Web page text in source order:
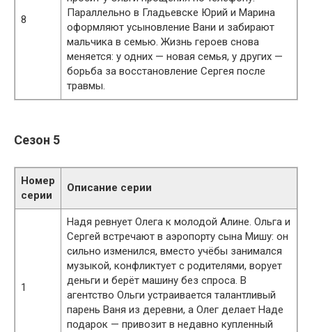
8
Параллельно в Гладьевске Юрий и Марина
оформляют усыновление Вани и забирают
мальчика в семью. Жизнь героев снова
меняется: у одних — новая семья, у других —
борьба за восстановление Сергея после
травмы.
Сезон 5
Номер
серии
Описание серии
1
Надя ревнует Олега к молодой Алине. Ольга и
Сергей встречают в аэропорту сына Мишу: он
сильно изменился, вместо учёбы занимался
музыкой, конфликтует с родителями, ворует
деньги и берёт машину без спроса. В
агентство Ольги устраивается талантливый
парень Ваня из деревни, а Олег делает Наде
подарок — привозит в недавно купленный